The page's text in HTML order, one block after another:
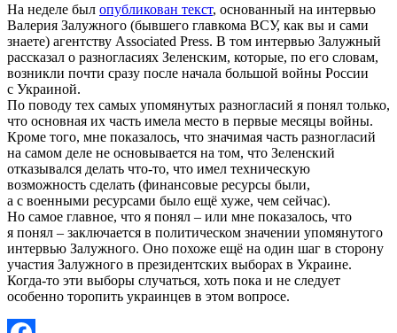
На неделе был опубликован текст, основанный на интервью
Валерия Залужного (бывшего главкома ВСУ, как вы и сами
знаете) агентству Associated Press. В том интервью Залужный
рассказал о разногласиях Зеленским, которые, по его словам,
возникли почти сразу после начала большой войны России
с Украиной.
По поводу тех самых упомянутых разногласий я понял только,
что основная их часть имела место в первые месяцы войны.
Кроме того, мне показалось, что значимая часть разногласий
на самом деле не основывается на том, что Зеленский
отказывался делать что-то, что имел техническую
возможность сделать (финансовые ресурсы были,
а с военными ресурсами было ещё хуже, чем сейчас).
Но самое главное, что я понял – или мне показалось, что
я понял – заключается в политическом значении упомянутого
интервью Залужного. Оно похоже ещё на один шаг в сторону
участия Залужного в президентских выборах в Украине.
Когда-то эти выборы случаться, хоть пока и не следует
особенно торопить украинцев в этом вопросе.